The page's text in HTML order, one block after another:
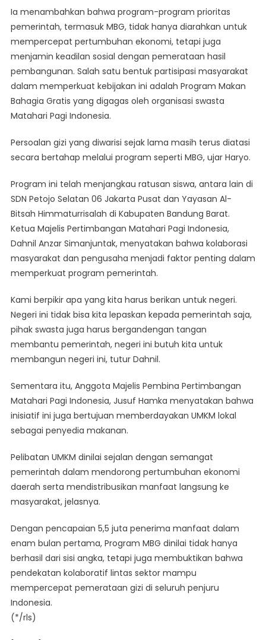
Ia menambahkan bahwa program-program prioritas
pemerintah, termasuk MBG, tidak hanya diarahkan untuk
mempercepat pertumbuhan ekonomi, tetapi juga
menjamin keadilan sosial dengan pemerataan hasil
pembangunan. Salah satu bentuk partisipasi masyarakat
dalam memperkuat kebijakan ini adalah Program Makan
Bahagia Gratis yang digagas oleh organisasi swasta
Matahari Pagi Indonesia.
Persoalan gizi yang diwarisi sejak lama masih terus diatasi
secara bertahap melalui program seperti MBG, ujar Haryo.
Program ini telah menjangkau ratusan siswa, antara lain di
SDN Petojo Selatan 06 Jakarta Pusat dan Yayasan Al-
Bitsah Himmaturrisalah di Kabupaten Bandung Barat.
Ketua Majelis Pertimbangan Matahari Pagi Indonesia,
Dahnil Anzar Simanjuntak, menyatakan bahwa kolaborasi
masyarakat dan pengusaha menjadi faktor penting dalam
memperkuat program pemerintah.
Kami berpikir apa yang kita harus berikan untuk negeri.
Negeri ini tidak bisa kita lepaskan kepada pemerintah saja,
pihak swasta juga harus bergandengan tangan
membantu pemerintah, negeri ini butuh kita untuk
membangun negeri ini, tutur Dahnil.
Sementara itu, Anggota Majelis Pembina Pertimbangan
Matahari Pagi Indonesia, Jusuf Hamka menyatakan bahwa
inisiatif ini juga bertujuan memberdayakan UMKM lokal
sebagai penyedia makanan.
Pelibatan UMKM dinilai sejalan dengan semangat
pemerintah dalam mendorong pertumbuhan ekonomi
daerah serta mendistribusikan manfaat langsung ke
masyarakat, jelasnya.
Dengan pencapaian 5,5 juta penerima manfaat dalam
enam bulan pertama, Program MBG dinilai tidak hanya
berhasil dari sisi angka, tetapi juga membuktikan bahwa
pendekatan kolaboratif lintas sektor mampu
mempercepat pemerataan gizi di seluruh penjuru
Indonesia.
(*/rls)